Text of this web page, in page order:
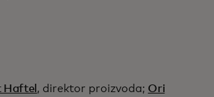
Haftel , direktor proizvoda; Ori